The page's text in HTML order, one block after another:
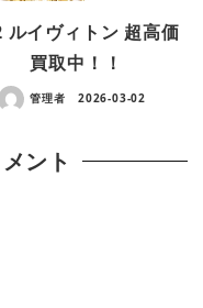
イヴィトン 超高価
買取中！！
管理者 2026-03-02
ント